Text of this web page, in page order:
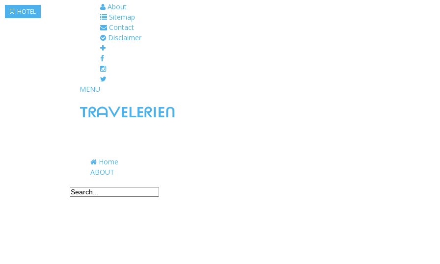
About
Sitemap
Contact
Disclaimer
MENU
TᖇᗩᐯEᒪEᖇIEᑎ
Home
ABOUT
HOTEL